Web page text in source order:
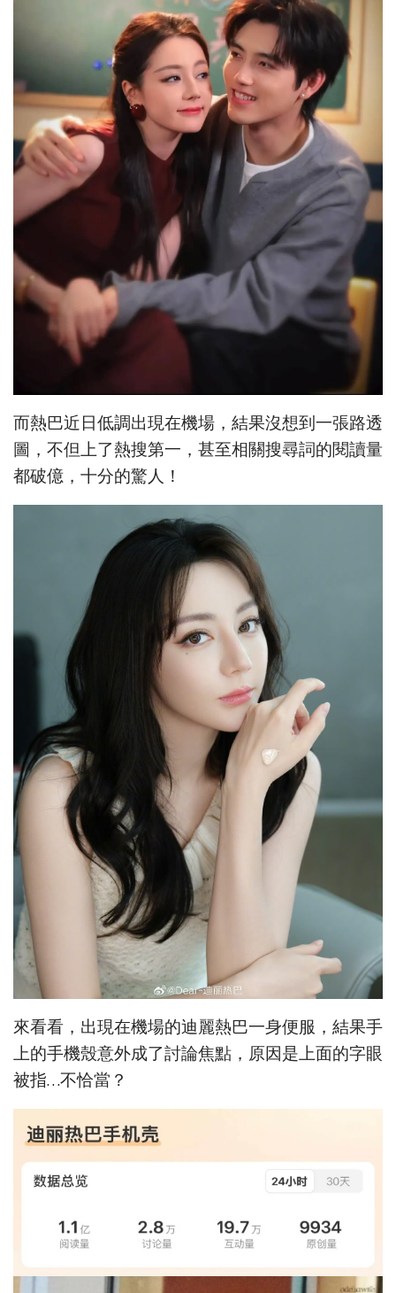
而熱巴近日低調出現在機場，結果沒想到一張路透
圖，不但上了熱搜第一，甚至相關搜尋詞的閱讀量
都破億，十分的驚人！
來看看，出現在機場的迪麗熱巴一身便服，結果手
上的手機殼意外成了討論焦點，原因是上面的字眼
被指…不恰當？